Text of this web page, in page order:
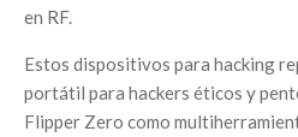
en RF.
Estos dispositivos para hacking
portátil para hackers éticos y
Flipper Zero como